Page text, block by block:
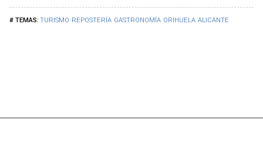
TURISMO REPOSTERÍA GASTRONOMÍA ORIHUELA ALICANTE